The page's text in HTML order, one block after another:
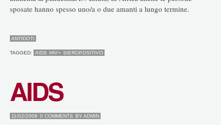
sposate hanno spesso uno/a o due amanti a lungo termine.
ANTIDOTI
TAGGED: AIDS HIV+ SIEROPOSITIVO
AIDS
11/02/2008 0 COMMENTS BY ADMIN